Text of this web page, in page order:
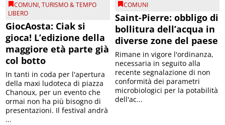
COMUNI,TURISMO & TEMPO
LIBERO
GiocAosta: Ciak si
gioca! L’edizione della
maggiore età parte già
col botto
In tanti in coda per l'apertura
della maxi ludoteca di piazza
Chanoux, per un evento che
ormai non ha più bisogno di
presentazioni. Il festival andrà
...
COMUNI
Saint-Pierre: obbligo di
bollitura dell’acqua in
diverse zone del paese
Rimane in vigore l'ordinanza,
necessaria in seguito alla
recente segnalazione di non
conformità dei parametri
microbiologici per la potabilità
dell'ac...